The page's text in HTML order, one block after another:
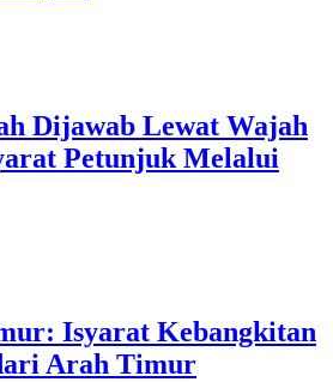
Dijawab Lewat Wajah
Petunjuk Melalui
Isyarat Kebangkitan
Arah Timur